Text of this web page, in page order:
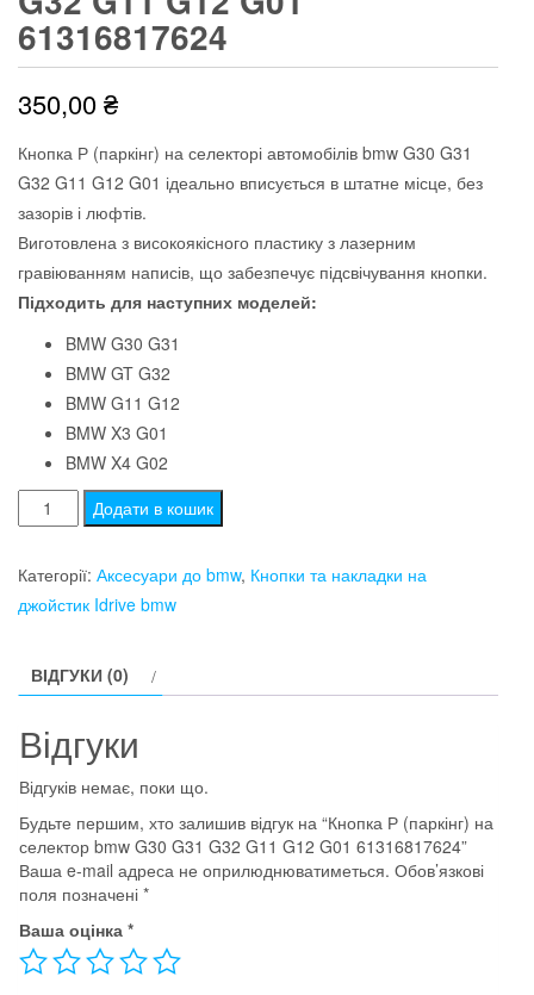
61316817624
350,00₴
Кнопка Р (паркінг) на селекторі автомобілів bmw G30 G31
G32 G11 G12 G01 ідеально вписується в штатне місце, без
зазорів і люфтів.
Виготовлена з високоякісного пластику з лазерним
гравіюванням написів, що забезпечує підсвічування кнопки.
Підходить для наступних моделей:
BMW G30 G31
BMW GT G32
BMW G11 G12
BMW X3 G01
BMW X4 G02
Кнопка
Р
селектор
G30
G32
G12
G01
61316817624
кількість
Додати в кошик
Категорії: Аксесуари до bmw, Кнопки та накладки на
джойстик Idrive bmw
ВІДГУКИ (0)
Відгуки
Відгуків немає, поки що.
Будьте першим, хто залишив відгук на “Кнопка Р (паркінг) на
селектор bmw G30 G31 G32 G11 G12 G01 61316817624”
Ваша e-mail адреса не оприлюднюватиметься. Обов’язкові
поля позначені *
Ваша оцінка *